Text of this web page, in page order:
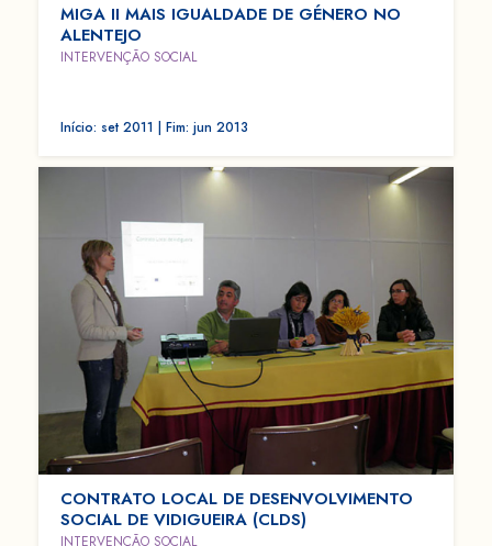
MIGA II MAIS IGUALDADE DE GÉNERO NO
ALENTEJO
INTERVENÇÃO SOCIAL
Início: set 2011 | Fim: jun 2013
CONTRATO LOCAL DE DESENVOLVIMENTO
SOCIAL DE VIDIGUEIRA (CLDS)
INTERVENÇÃO SOCIAL